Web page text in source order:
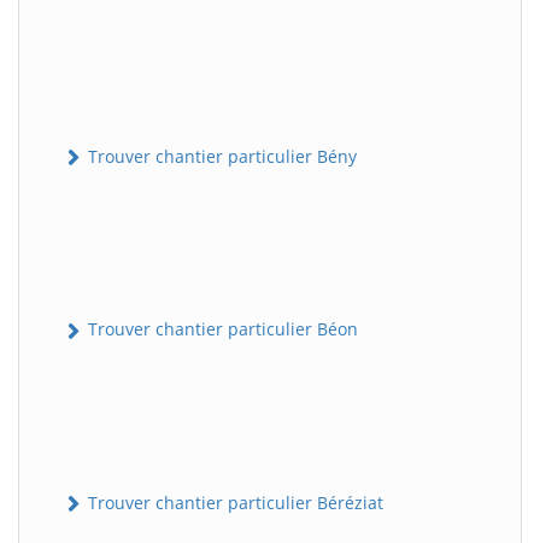
Trouver chantier particulier Bény
Trouver chantier particulier Béon
Trouver chantier particulier Béréziat